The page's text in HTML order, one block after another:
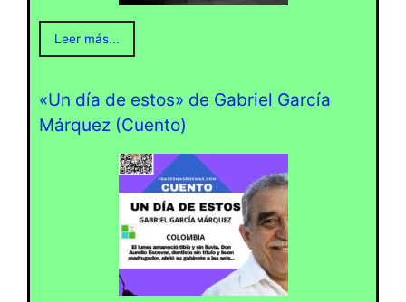
Leer más...
«Un día de estos» de Gabriel García
Márquez (Cuento)